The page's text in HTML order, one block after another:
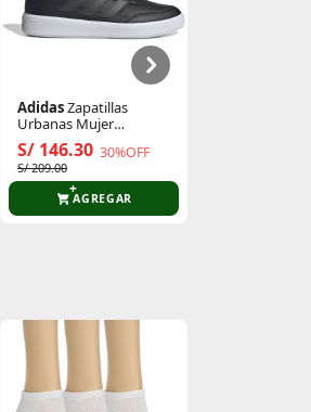
AdidasZapatillas
Urbanas Mujer
Courtblock
S/ 146.30 30%OFF
S/ 209.00
AGREGAR